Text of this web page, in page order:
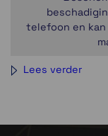
telefoon en kan
Lees verder